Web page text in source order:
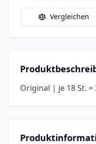
Vergleichen
Original | je 18 St. =